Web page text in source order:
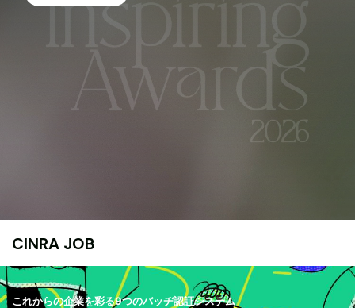
CINRA JOB
これからの企業を彩る9つのバッヂ認証システム